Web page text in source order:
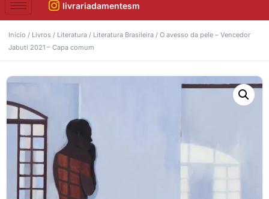
livrariadamentesm
Início / Livros / Literatura / Literatura Brasileira / O avesso da pele – Vencedor
Jabuti 2021 – Capa comum